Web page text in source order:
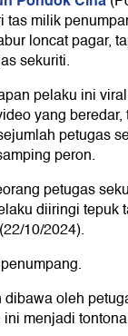
tas milik
loncat pagar,
sekuriti.
pelaku ini
yang
petugas
peron.
petugas
diiringi tepuk
10/2024).
oleh
menjadi